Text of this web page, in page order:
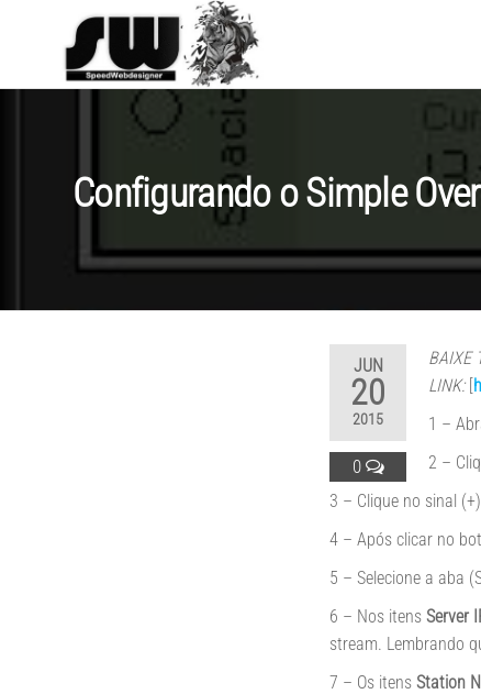
de Websites
Configurando o Simple
JUN
20
2015
0
BAIXE
LINK: [
1 –
2 –
3 – Clique no sinal (+)
4 – Após clicar no
5 – Selecione a aba
6 – Nos itens Server
stream. Lembrando
7 – Os itens Station